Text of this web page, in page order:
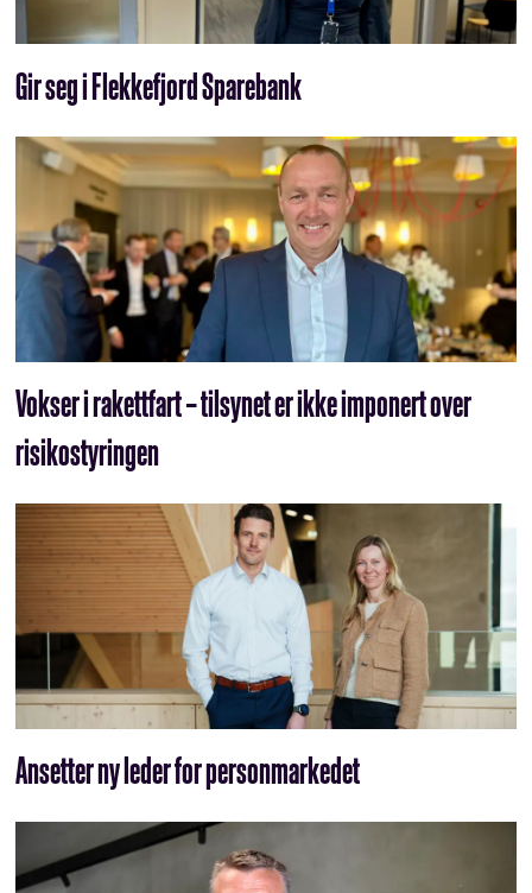
Gir seg i Flekkefjord Sparebank
Vokser i rakettfart – tilsynet er ikke imponert over
risikostyringen
Ansetter ny leder for personmarkedet